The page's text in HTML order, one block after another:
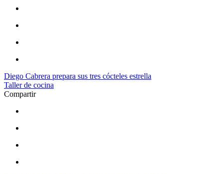
Diego Cabrera prepara sus tres cócteles estrella
Taller de cocina
Compartir